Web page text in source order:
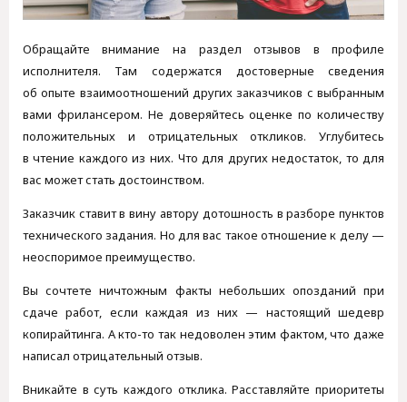
Обращайте внимание на раздел отзывов в профиле
исполнителя. Там содержатся достоверные сведения
об опыте взаимоотношений других заказчиков с выбранным
вами фрилансером. Не доверяйтесь оценке по количеству
положительных и отрицательных откликов. Углубитесь
в чтение каждого из них. Что для других недостаток, то для
вас может стать достоинством.
Заказчик ставит в вину автору дотошность в разборе пунктов
технического задания. Но для вас такое отношение к делу —
неоспоримое преимущество.
Вы сочтете ничтожным факты небольших опозданий при
сдаче работ, если каждая из них — настоящий шедевр
копирайтинга. А кто-то так недоволен этим фактом, что даже
написал отрицательный отзыв.
Вникайте в суть каждого отклика. Расставляйте приоритеты